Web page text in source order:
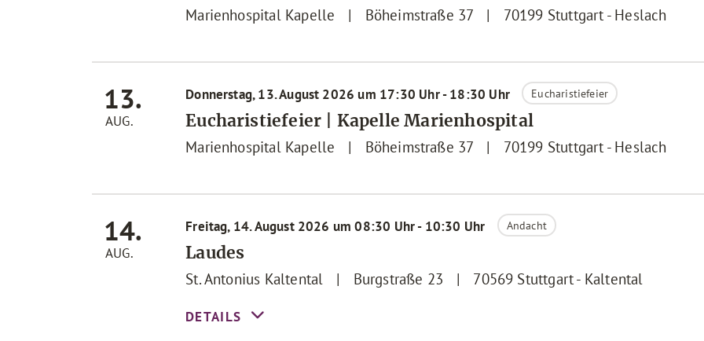
Marienhospital Kapelle | Böheimstraße 37 | 70199 Stuttgart - Heslach
13.
AUG.
Donnerstag, 13. August 2026 um 17:30 Uhr - 18:30 Uhr Eucharistiefeier
Eucharistiefeier | Kapelle Marienhospital
Marienhospital Kapelle | Böheimstraße 37 | 70199 Stuttgart - Heslach
14.
AUG.
Freitag, 14. August 2026 um 08:30 Uhr - 10:30 Uhr Andacht
Laudes
St. Antonius Kaltental | Burgstraße 23 | 70569 Stuttgart - Kaltental